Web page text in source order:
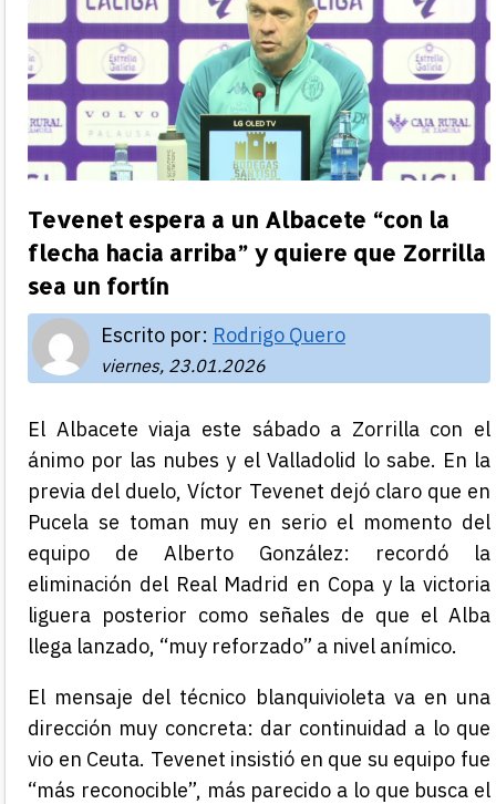
Tevenet espera a un Albacete “con la
flecha hacia arriba” y quiere que Zorrilla
sea un fortín
Escrito por: Rodrigo Quero
viernes, 23.01.2026
El Albacete viaja este sábado a Zorrilla con el
ánimo por las nubes y el Valladolid lo sabe. En la
previa del duelo, Víctor Tevenet dejó claro que en
Pucela se toman muy en serio el momento del
equipo de Alberto González: recordó la
eliminación del Real Madrid en Copa y la victoria
liguera posterior como señales de que el Alba
llega lanzado, “muy reforzado” a nivel anímico.
El mensaje del técnico blanquivioleta va en una
dirección muy concreta: dar continuidad a lo que
vio en Ceuta. Tevenet insistió en que su equipo fue
“más reconocible”, más parecido a lo que busca el